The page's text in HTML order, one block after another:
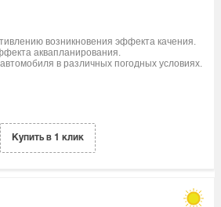
возникновения эффекта качения.
аквапланирования.
в различных погодных условиях.
Купить в 1 клик